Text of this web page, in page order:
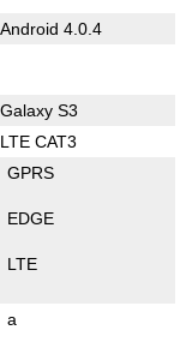
Android 4.0.4
Galaxy S3
LTE CAT3
GPRS
EDGE
LTE
a